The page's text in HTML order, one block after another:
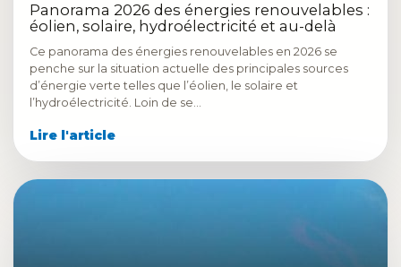
Panorama 2026 des énergies renouvelables :
éolien, solaire, hydroélectricité et au-delà
Ce panorama des énergies renouvelables en 2026 se
penche sur la situation actuelle des principales sources
d’énergie verte telles que l’éolien, le solaire et
l’hydroélectricité. Loin de se…
Lire l'article